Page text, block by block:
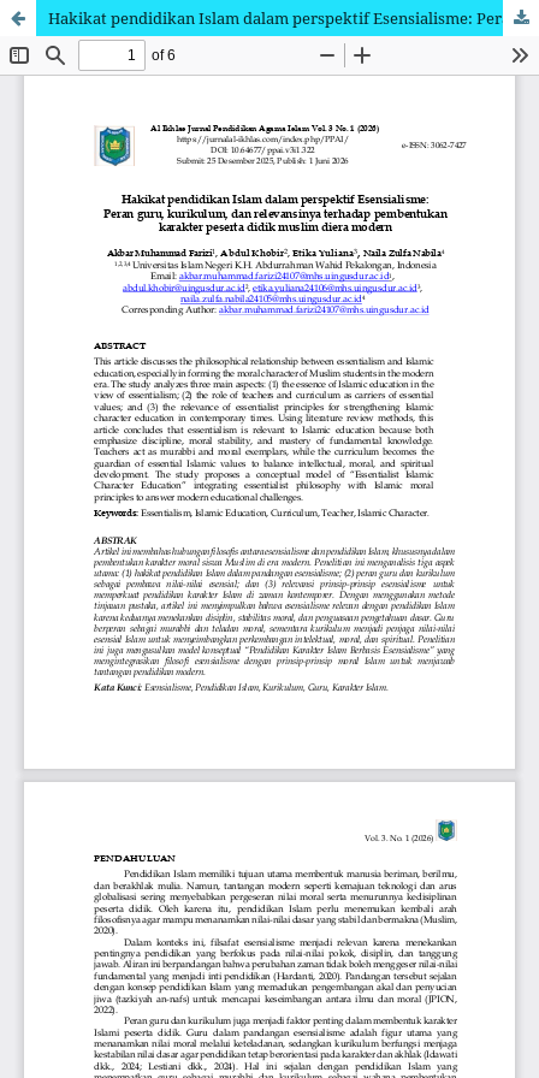
Hakikat pendidikan Islam dalam perspektif Esensialisme: Peran guru, kurikulum, dan relevansinya terhadap pembentukan karakter peserta didik muslim diera modern